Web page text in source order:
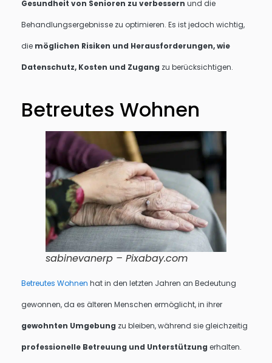
Gesundheit von Senioren zu verbessern und die
Behandlungsergebnisse zu optimieren. Es ist jedoch wichtig,
die möglichen Risiken und Herausforderungen, wie
Datenschutz, Kosten und Zugang zu berücksichtigen.
Betreutes Wohnen
sabinevanerp – Pixabay.com
Betreutes Wohnen hat in den letzten Jahren an Bedeutung
gewonnen, da es älteren Menschen ermöglicht, in ihrer
gewohnten Umgebung zu bleiben, während sie gleichzeitig
professionelle Betreuung und Unterstützung erhalten.